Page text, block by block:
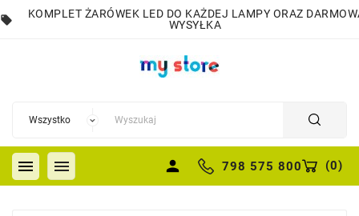
local_offer
KOMPLET ŻARÓWEK LED DO KAŻDEJ LAMPY ORAZ
WYSYŁKA
  person 798 575 800 (0)